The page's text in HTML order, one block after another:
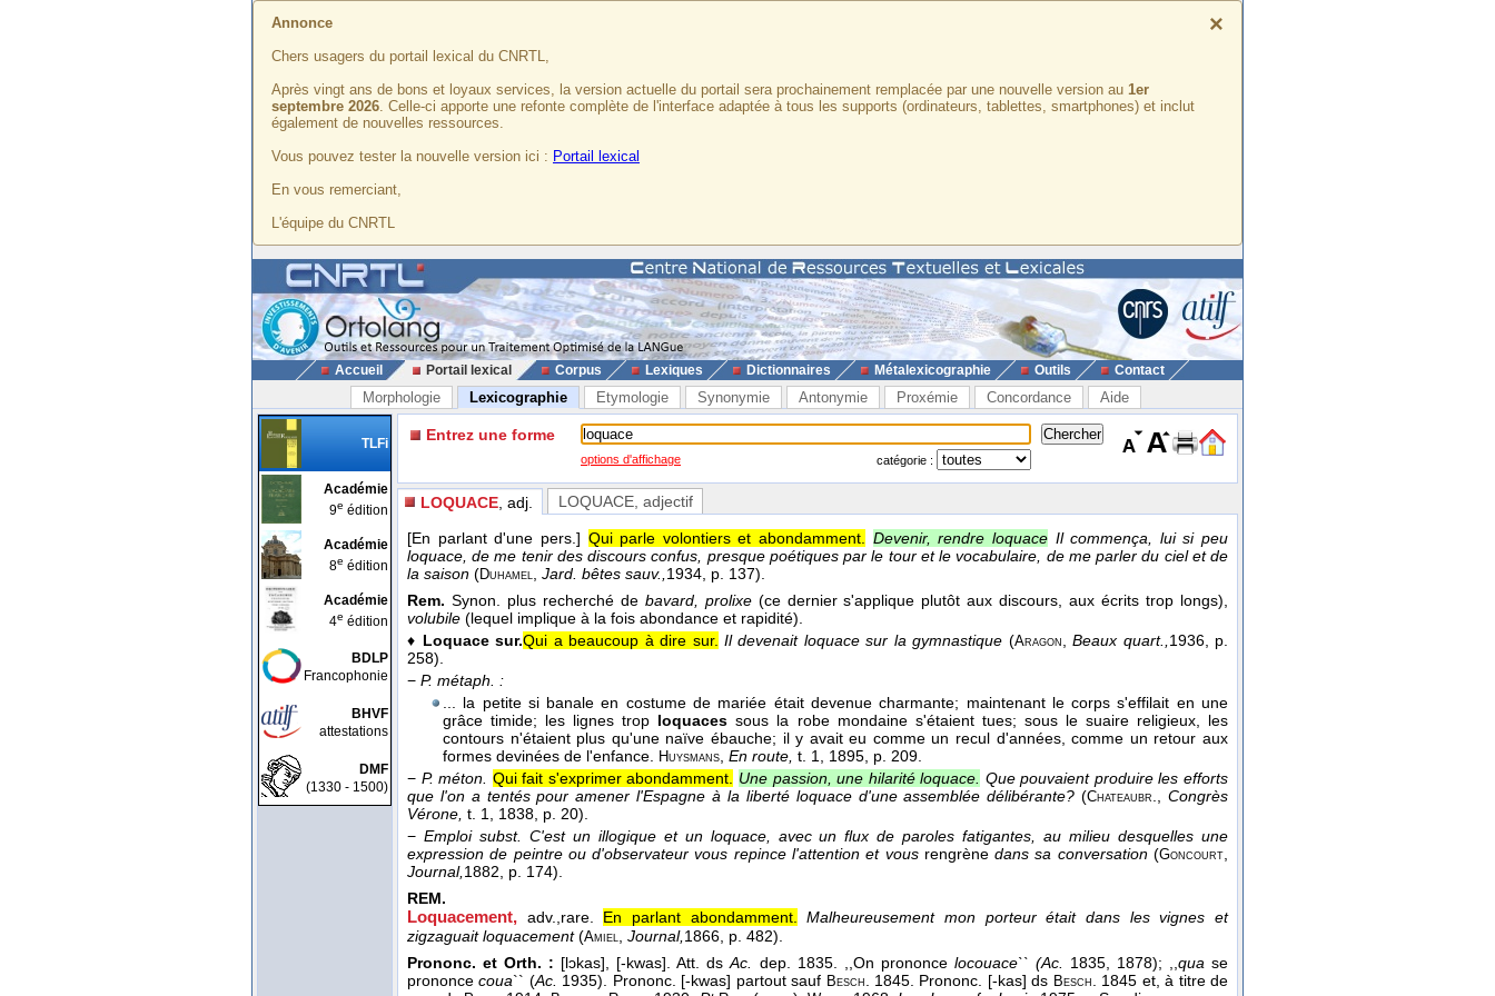
×
Annonce
Chers usagers du portail lexical du CNRTL,
Après vingt ans de bons et loyaux services, la version actuelle du portail sera prochainement remplacée par une nouvelle version au 1er
septembre 2026. Celle-ci apporte une refonte complète de l'interface adaptée à tous les supports (ordinateurs, tablettes, smartphones) et inclut
également de nouvelles ressources.
Vous pouvez tester la nouvelle version ici : Portail lexical
En vous remerciant,
L'équipe du CNRTL
Accueil Portail lexical Corpus Lexiques Dictionnaires Métalexicographie Outils Contact
Morphologie Lexicographie Etymologie Synonymie Antonymie Proxémie Concordance Aide
TLFi
Académie
9e édition
Académie
8e édition
Académie
4e édition
BDLP
Francophonie
BHVF
attestations
DMF
(1330 - 1500)
Entrez une forme
options d'affichage catégorie :
LOQUACE , adj. LOQUACE, adjectif
[En parlant d'une pers.] Qui parle volontiers et abondamment. Devenir, rendre loquace Il commença, lui si peu
loquace, de me tenir des discours confus, presque poétiques par le tour et le vocabulaire, de me parler du ciel et de
la saison (Duhamel, Jard. bêtes sauv.,1934, p. 137).
Rem. Synon. plus recherché de bavard, prolixe (ce dernier s'applique plutôt aux discours, aux écrits trop longs),
volubile (lequel implique à la fois abondance et rapidité).
♦ Loquace sur.Qui a beaucoup à dire sur. Il devenait loquace sur la gymnastique (Aragon,Beaux quart.,1936, p.
258).
− P. métaph. :
... la petite si banale en costume de mariée était devenue charmante; maintenant le corps s'effilait en une
grâce timide; les lignes trop loquacessous la robe mondaine s'étaient tues; sous le suaire religieux, les
contours n'étaient plus qu'une naïve ébauche; il y avait eu comme un recul d'années, comme un retour aux
formes devinées de l'enfance. Huysmans, En route, t. 1, 1895, p. 209.
− P. méton. Qui fait s'exprimer abondamment. Une passion, une hilarité loquace. Que pouvaient produire les efforts
que l'on a tentés pour amener l'Espagne à la liberté loquace d'une assemblée délibérante?(Chateaubr.,Congrès
Vérone, t. 1, 1838, p. 20).
− Emploi subst. C'est un illogique et un loquace, avec un flux de paroles fatigantes, au milieu desquelles une
expression de peintre ou d'observateur vous repince l'attention et vous rengrènedans sa conversation(Goncourt,
Journal,1882, p. 174).
REM.
Loquacement, adv.,rare. En parlant abondamment. Malheureusement mon porteur était dans les vignes et
zigzaguait loquacement(Amiel, Journal,1866, p. 482).
Prononc. et Orth. : [lɔkas], [-kwas]. Att. dsAc. dep. 1835. ,,On prononce locouace`` (Ac. 1835, 1878); ,,quase
prononcecoua`` (Ac. 1935). Prononc. [-kwas] partout sauf Besch. 1845. Prononc. [-kas] ds Besch. 1845 et, à titre de